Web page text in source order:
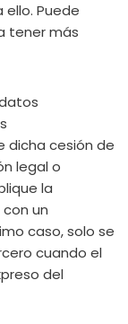
Puede
tener más
dicha cesión de
legal o
la
un
caso, solo se
cuando el
del